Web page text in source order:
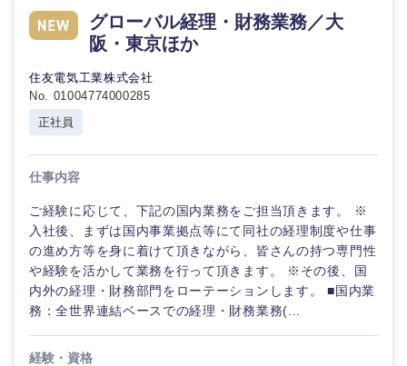
海外
グローバル経理・財務業務／大
阪・東京ほか
住友電気工業株式会社
No. 01004774000285
正社員
仕事内容
ご経験に応じて、下記の国内業務をご担当頂きます。 ※
入社後、まずは国内事業拠点等にて同社の経理制度や仕事
の進め方等を身に着けて頂きながら、皆さんの持つ専門性
や経験を活かして業務を行って頂きます。 ※その後、国
内外の経理・財務部門をローテーションします。 ■国内業
務：全世界連結ベースでの経理・財務業務(...
経験・資格